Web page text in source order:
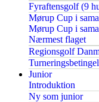
Fyraftensgolf (9
Mørup Cup i
Mørup Cup i
Nærmest flaget
Regionsgolf
Junior
Introduktion
Ny som junior